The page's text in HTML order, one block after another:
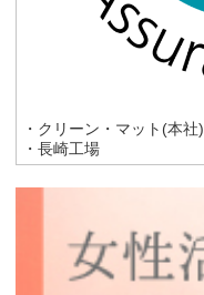
・クリーン・マット(本社)
・長崎工場